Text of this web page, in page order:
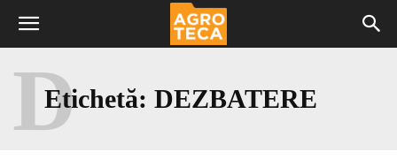
Etichetă: DEZBATERE
D